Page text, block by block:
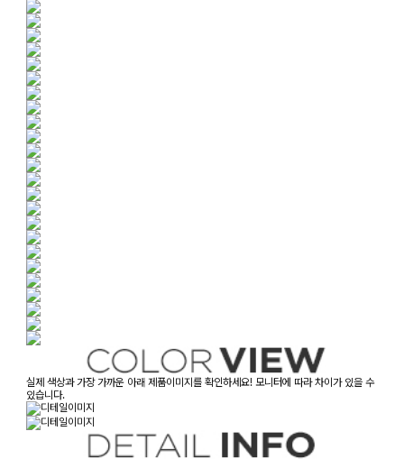
실제 색상과 가장 가까운 아래 제품이미지를 확인하세요! 모니터에 따라 차이가 있을 수
있습니다.